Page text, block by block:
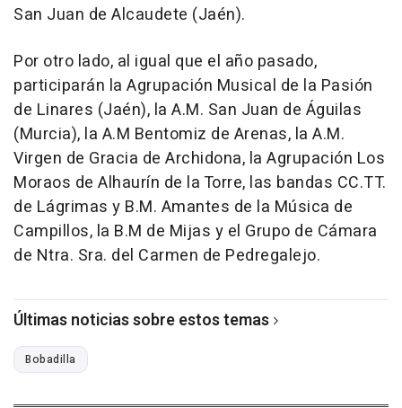
San Juan de Alcaudete (Jaén).
Por otro lado, al igual que el año pasado,
participarán la Agrupación Musical de la Pasión
de Linares (Jaén), la A.M. San Juan de Águilas
(Murcia), la A.M Bentomiz de Arenas, la A.M.
Virgen de Gracia de Archidona, la Agrupación Los
Moraos de Alhaurín de la Torre, las bandas CC.TT.
de Lágrimas y B.M. Amantes de la Música de
Campillos, la B.M de Mijas y el Grupo de Cámara
de Ntra. Sra. del Carmen de Pedregalejo.
Últimas noticias sobre estos temas
Bobadilla